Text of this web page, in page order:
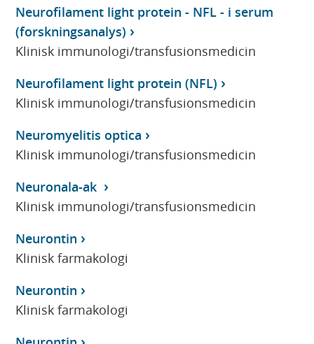
Neurofilament light protein - NFL - i serum
(forskningsanalys)
Klinisk immunologi/transfusionsmedicin
Neurofilament light protein (NFL)
Klinisk immunologi/transfusionsmedicin
Neuromyelitis optica
Klinisk immunologi/transfusionsmedicin
Neuronala-ak
Klinisk immunologi/transfusionsmedicin
Neurontin
Klinisk farmakologi
Neurontin
Klinisk farmakologi